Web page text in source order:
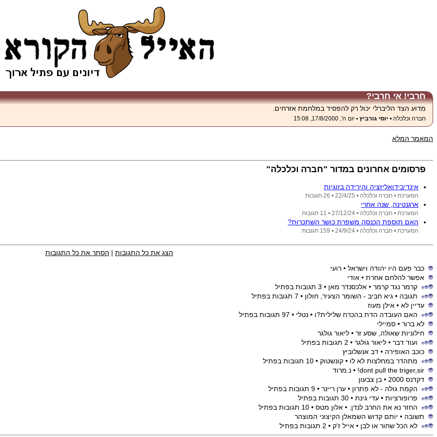
חרבי! אי חרבי?
מדוע הצד הליברלי יכול רק להפסיד במלחמת אזרחים.
חברה וכלכלה • יוסי גורביץ • יום ה', 17/8/2000, 15:08
המאמר המלא
פרסומים אחרונים במדור "חברה וכלכלה"
אינדיבידואליזציה והירידה בזוגיות
המערכת • חברה וכלכלה • 22/4/25 • 26 תגובות
ארגנטינה, שנה אחרי
המערכת • חברה וכלכלה • 27/12/24 • 11 תגובות
האם תוספת הכנסה משפרת כושר השתכרות?
המערכת • חברה וכלכלה • 24/9/24 • 159 תגובות
הצג את כל התגובות | הסתר את כל התגובות
כבר פעם היו יהודה וישראל • רועי
אפשר להלחם אחרת • אודי
קרמר נגד קרמר • אלכסנדר מאן • 3 תגובות בפתיל
תגובה • גיא חביב - השומר הצעיר, חולון • 7 תגובות בפתיל
עדיין לא • אילן מעוז
האם העובדה הדת בהכרח שלילית?ו • נטלי • 97 תגובות בפתיל
לא ברור • סמיילי
חילוניות שאולה, שסע זר • ליאור גולגר
ועוד דבר • ליאור גולגר • 2 תגובות בפתיל
כוכב האופירה • דב אנשלוביץ
מתהדר במחלצות לא לו • קונשטוק • 10 תגובות בפתיל
dont pull the triger,sir! • נ.מרוד
דקדנס 2000
• בן צבעון
הקמת גולה - לא פתרון • ערן ריינר • 9 תגובות בפתיל
פרופורציות • עדי גינת • 30 תגובות בפתיל
החזר נא את החרב לנדן. • אלון מטס • 10 תגובות בפתיל
תשובה • יותם קדוש השמאלן הקיצוני המוצהר
לא הכל שחור או לבן • אייל ז'ק • 2 תגובות בפתיל